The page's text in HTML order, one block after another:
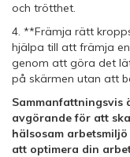
och trötthet.
4. **Främja rätt
hjälpa till att främja
genom att göra det
på skärmen utan att
Sammanfattningsvis
avgörande för att
hälsosam
att optimera din